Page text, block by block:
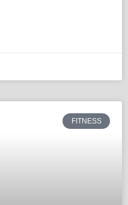
FITNESS